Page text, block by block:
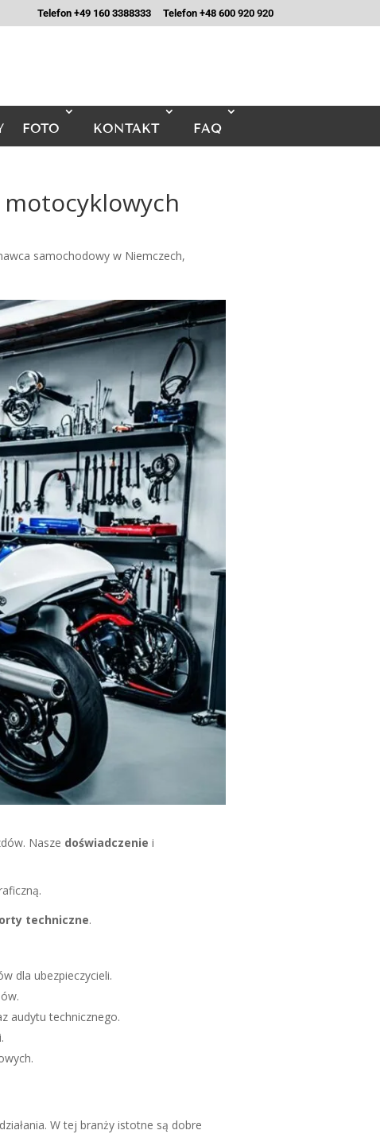
Telefon +49 160 3388333 Telefon +48 600 920 920
FOTO KONTAKT FAQ
samochodowy w Niemczech,
Nasze doświadczenie i
techniczne.
dla ubezpieczycieli.
audytu technicznego.
W tej branży istotne są dobre